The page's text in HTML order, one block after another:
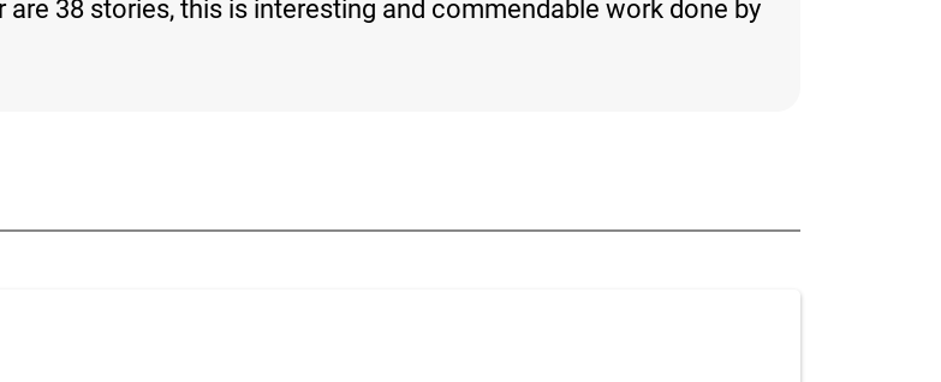
38 stories, this is interesting and commendable work done by